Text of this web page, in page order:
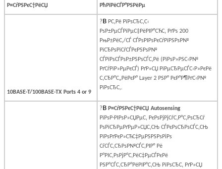
Р¤СѓРЅРєС†РёСЏ РћРїРёСЃР°РЅРёРµ
10BASE-T/100BASE-TX Ports 4 or 9
?В Р­С‚Рё РїРѕСЂС‚С‹
РѕР±РµСЃРїРµС‡РёРІР°СЋС‚ РґРѕ 200
РњР±РёС‚/СЃ СЃРѕРІРѕРєСѓРїРЅРѕР№
РїСЂРѕРїСѓСЃРєРЅРѕР№
СЃРїРѕСЃРѕР±РЅРѕСЃС‚Рё (РїРѕР»РЅС‹Р№
РґСѓРїР»РµРєСЃ) РґР»СЏ РїРµСЂРµСЃС‹Р»РєРё
С‚СЂР°С„РёРєР° Layer 2 РЅР° РєР°Р¶РґС‹Р№
РїРѕСЂС‚.
?В Р¤СѓРЅРєС†РёСЏ Autosensing
РїРѕР·РІРѕР»СЏРµС‚ РєРѕРјРјСѓС‚Р°С‚РѕСЂСѓ
РѕРїСЂРµРґРµР»СЏС‚СЊ СЃРєРѕСЂРѕСЃС‚СЊ
РїРѕРґРєР»СЋС‡РµРЅРЅРѕРіРѕ
СѓСЃС‚СЂРѕР№СЃС‚РІР° Рё
Р°РІС‚РѕРјР°С‚РёС‡РµСЃРєРё
РЅР°СЃС‚СЂР°РёРІР°С‚СЊ РїРѕСЂС‚ РґР»СЏ